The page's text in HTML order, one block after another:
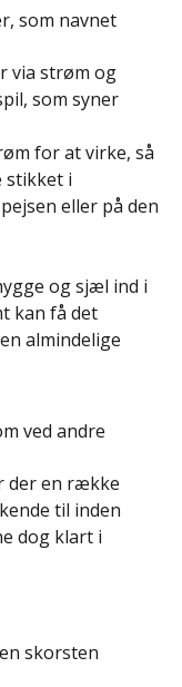
som navnet
via strøm og
som syner
for at virke, så
stikket i
eller på den
og sjæl ind i
kan få det
almindelige
ved andre
der en række
til inden
dog klart i
skorsten